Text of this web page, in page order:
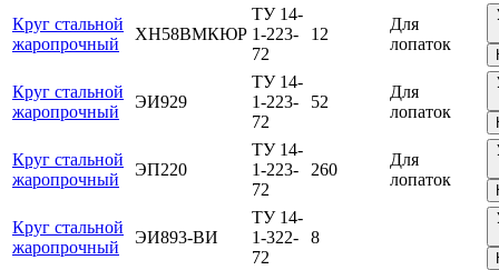
Круг стальной
жаропрочный
ХН58ВМКЮР
ТУ 14-
1-223-
72
12
Для
лопаток
Круг стальной
жаропрочный
ЭИ929
ТУ 14-
1-223-
72
52
Для
лопаток
Круг стальной
жаропрочный
ЭП220
ТУ 14-
1-223-
72
260
Для
лопаток
Круг стальной
жаропрочный
ЭИ893-ВИ
ТУ 14-
1-322-
72
8